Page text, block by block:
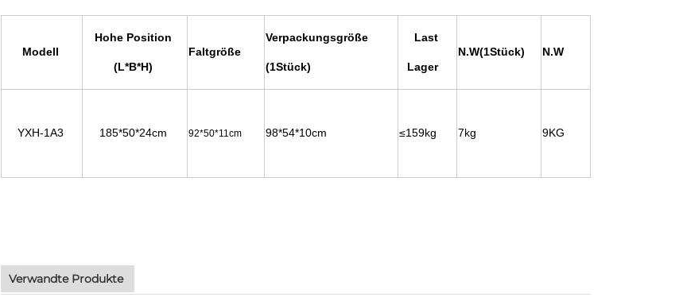
Modell
Hohe Position
(L*B*H)
Faltgröße
Verpackungsgröße
(1Stück)
Last
Lager
N.W(1Stück) N.W
YXH-1A3 185*50*24cm 92*50*11cm 98*54*10cm ≤159kg 7kg 9KG
Verwandte Produkte